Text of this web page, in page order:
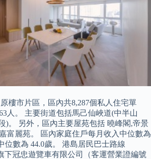
樓市片區，區內共8,287個私人住宅單
人。 主要街道包括馬己仙峽道(中半山
)。 另外，區內主要屋苑包括 曉峰閣,帝景
富麗苑。 區內家庭住戶每月收入中位數為
位數為 44.0歲。 港島居民巴士路線
下冠忠遊覽車有限公司（客運營業證編號